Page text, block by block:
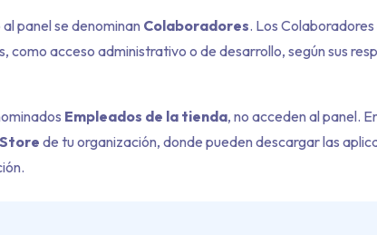
panel se denominan Colaboradores. Los
como acceso administrativo o de desarrollo, según sus
Empleados de la tienda, no acceden al panel.
de tu organización, donde pueden descargar las